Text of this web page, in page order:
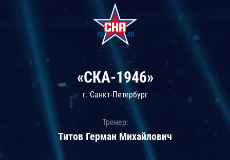
«СКА-1946»
г. Санкт-Петербург
Тренер:
Титов Герман Михайлович